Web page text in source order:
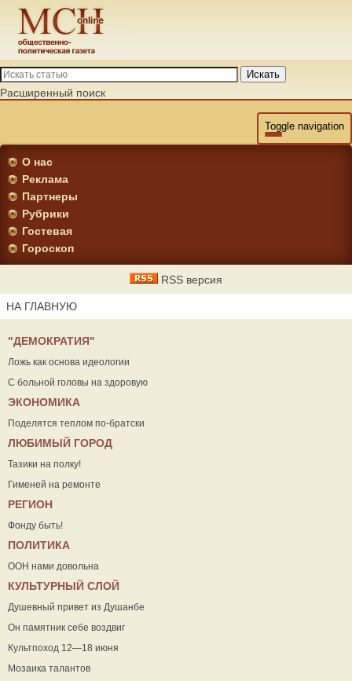
Искать
Расширенный поиск
Toggle navigation
О нас
Реклама
Партнеры
Рубрики
Гостевая
Гороскоп
RSS версия
НА ГЛАВНУЮ
"ДЕМОКРАТИЯ"
Ложь как основа идеологии
С больной головы на здоровую
ЭКОНОМИКА
Поделятся теплом по-братски
ЛЮБИМЫЙ ГОРОД
Тазики на полку!
Гименей на ремонте
РЕГИОН
Фонду быть!
ПОЛИТИКА
ООН нами довольна
КУЛЬТУРНЫЙ СЛОЙ
Душевный привет из Душанбе
Он памятник себе воздвиг
Культпоход 12—18 июня
Мозаика талантов